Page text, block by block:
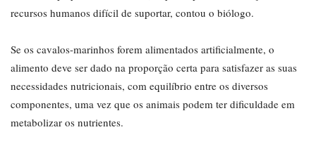
recursos humanos difícil de suportar, contou o biólogo.
Se os cavalos-marinhos forem alimentados artificialmente, o
alimento deve ser dado na proporção certa para satisfazer as suas
necessidades nutricionais, com equilíbrio entre os diversos
componentes, uma vez que os animais podem ter dificuldade em
metabolizar os nutrientes.